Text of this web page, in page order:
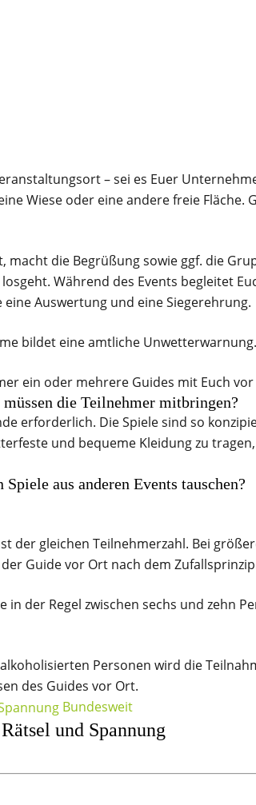
– sei es Euer
Wiese oder eine andere freie Fläche.
die Begrüßung sowie ggf. die
Während des Events begleitet
Auswertung und eine Siegerehrung.
bildet eine amtliche Unwetterwarnung.
ein oder mehrere Guides mit Euch
die Teilnehmer mitbringen?
erforderlich. Die Spiele sind so
und bequeme Kleidung zu
aus anderen Events tauschen?
der gleichen Teilnehmerzahl. Bei
Guide vor Ort nach dem
der Regel zwischen sechs und zehn
Personen wird die
des Guides vor Ort.
Bundesweit
und Spannung